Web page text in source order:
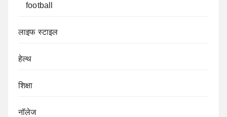
football
लाइफ स्टाइल
हेल्थ
शिक्षा
नॉलेज